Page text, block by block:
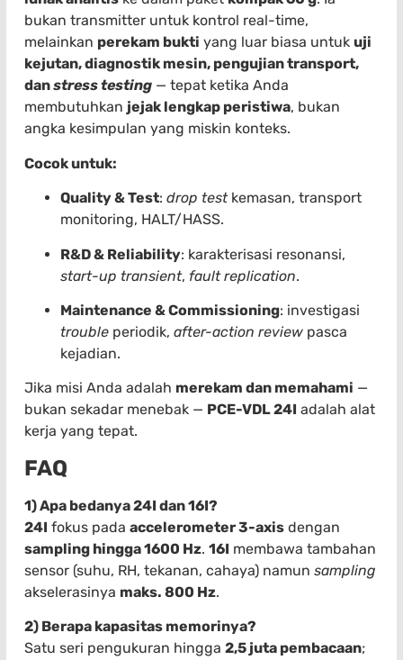
bukan transmitter untuk kontrol real-time,
melainkan perekam bukti yang luar biasa untuk uji
kejutan, diagnostik mesin, pengujian transport,
danstress testing — tepat ketika Anda
membutuhkan jejak lengkap peristiwa, bukan
angka kesimpulan yang miskin konteks.
Cocok untuk:
Quality & Test: drop testkemasan, transport
monitoring, HALT/HASS.
R&D & Reliability: karakterisasi resonansi,
start-up transient, fault replication.
Maintenance & Commissioning: investigasi
trouble periodik, after-action review pasca
kejadian.
Jika misi Anda adalah merekam dan memahami —
bukan sekadar menebak — PCE-VDL 24I adalah alat
kerja yang tepat.
FAQ
1) Apa bedanya 24I dan 16I?
24I fokus pada accelerometer 3-axis dengan
sampling hingga 1600 Hz. 16I membawa tambahan
sensor (suhu, RH, tekanan, cahaya) namun sampling
akselerasinya maks. 800 Hz.
2) Berapa kapasitas memorinya?
Satu seri pengukuran hingga 2,5 juta pembacaan;